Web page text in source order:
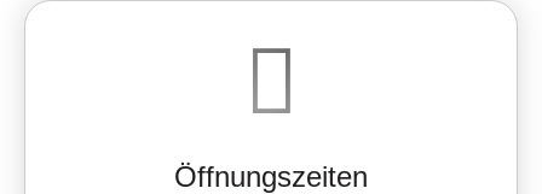
Öffnungszeiten